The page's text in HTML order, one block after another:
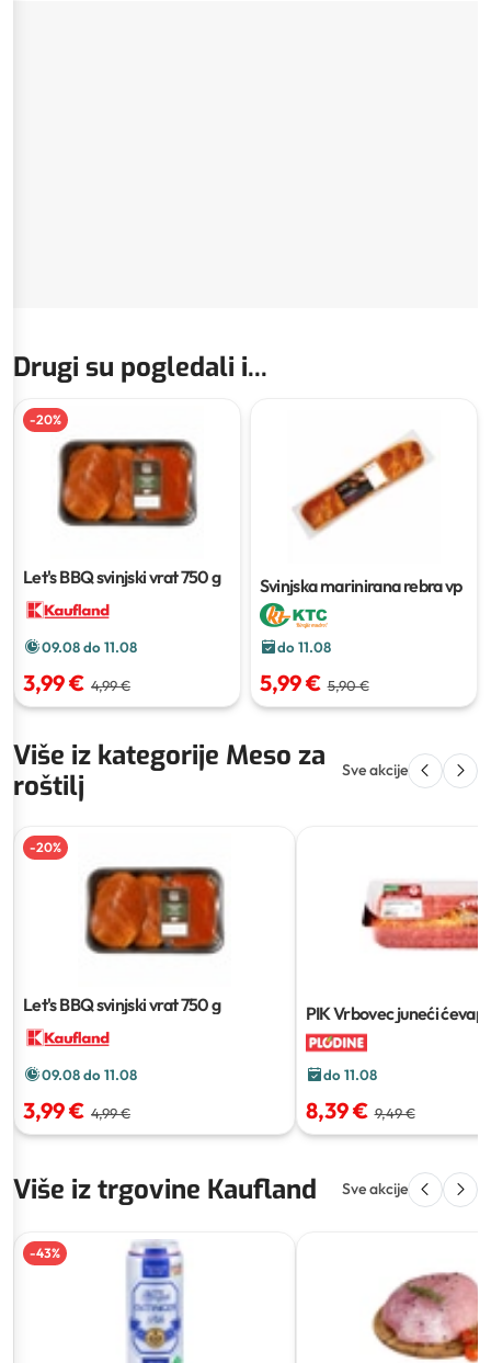
Drugi su pogledali i...
-20%
Let's BBQ svinjski vrat750 g
09.08 do 11.08
3,99 € 4,99 €
Svinjska marinirana rebra vp
do 11.08
5,99 € 5,90 €
Više iz kategorije Meso za
roštilj
Sve akcije
-20%
Let's BBQ svinjski vrat750 g
09.08 do 11.08
3,99 € 4,99 €
PIK Vrbovec juneći
do 11.08
8,39 € 9,49 €
Više iz trgovine Kaufland Sve akcije
-43%